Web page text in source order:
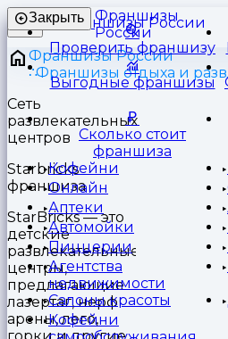
Франшизы
России
Закрыть
Проверить франшизу
Выгодные франшизы
Сколько стоит
франшиза
Кофейни
Онлайн
Аптеки
Автомойки
Пиццерии
Агентства
недвижимости
Салоны красоты
Кофейни
Франшизы России
Франшизы отдыха и
Сеть
развлекательных
центров
Starbricks
франшиза
StarBricks — это
детские
развлекательные
центры,
предлагающие
лазертаг, нерф
арены, лего,